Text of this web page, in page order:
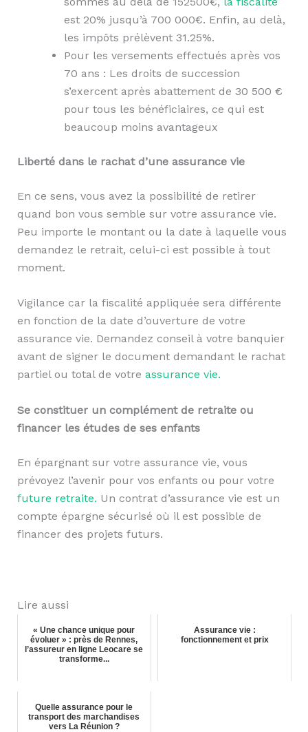
est 20% jusqu’à 700 000€. Enfin, au delà,
les impôts prélèvent 31.25%.
Pour les versements effectués après vos
70 ans : Les droits de succession
s’exercent après abattement de 30 500 €
pour tous les bénéficiaires, ce qui est
beaucoup moins avantageux
Liberté dans le rachat d’une assurance vie
En ce sens, vous avez la possibilité de retirer
quand bon vous semble sur votre assurance vie.
Peu importe le montant ou la date à laquelle vous
demandez le retrait, celui-ci est possible à tout
moment.
Vigilance car la fiscalité appliquée sera différente
en fonction de la date d’ouverture de votre
assurance vie. Demandez conseil à votre banquier
avant de signer le document demandant le rachat
partiel ou total de votre assurance vie.
Se constituer un complément de retraite ou
financer les études de ses enfants
En épargnant sur votre assurance vie, vous
prévoyez l’avenir pour vos enfants ou pour votre
future retraite. Un contrat d’assurance vie est un
compte épargne sécurisé où il est possible de
financer des projets futurs.
Lire aussi
« Une chance unique pour
évoluer » : près de Rennes,
l’assureur en ligne Leocare se
transforme...
Assurance vie :
fonctionnement et prix
Quelle assurance pour le
transport des marchandises
vers La Réunion ?